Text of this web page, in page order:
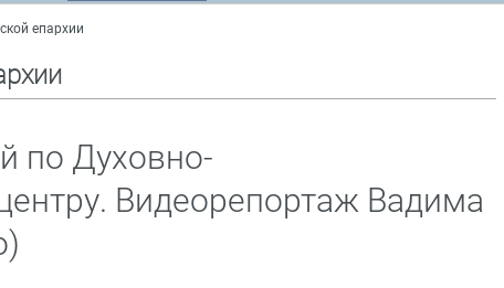
епархии
по Духовно-
Видеорепортаж Вадима